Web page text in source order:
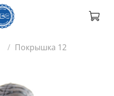
Покрышка 12